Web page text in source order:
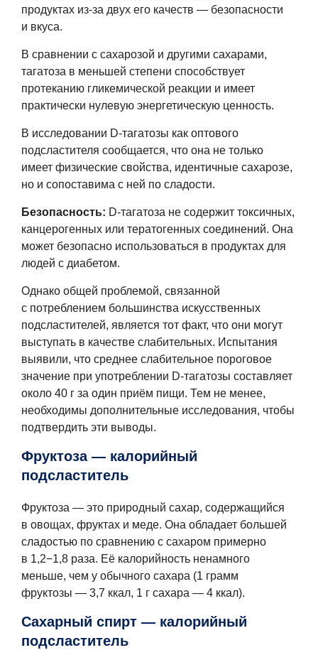
продуктах из-за двух его качеств — безопасности
и вкуса.
В сравнении с сахарозой и другими сахарами,
тагатоза в меньшей степени способствует
протеканию гликемической реакции и имеет
практически нулевую энергетическую ценность.
В исследовании D-тагатозы как оптового
подсластителя сообщается, что она не только
имеет физические свойства, идентичные сахарозе,
но и сопоставима с ней по сладости.
Безопасность: D-тагатоза не содержит токсичных,
канцерогенных или тератогенных соединений. Она
может безопасно использоваться в продуктах для
людей с диабетом.
Однако общей проблемой, связанной
с потреблением большинства искусственных
подсластителей, является тот факт, что они могут
выступать в качестве слабительных. Испытания
выявили, что среднее слабительное пороговое
значение при употреблении D-тагатозы составляет
около 40 г за один приём пищи. Тем не менее,
необходимы дополнительные исследования, чтобы
подтвердить эти выводы.
Фруктоза — калорийный
подсластитель
Фруктоза — это природный сахар, содержащийся
в овощах, фруктах и меде. Она обладает большей
сладостью по сравнению с сахаром примерно
в 1,2−1,8 раза. Её калорийность ненамного
меньше, чем у обычного сахара (1 грамм
фруктозы — 3,7 ккал, 1 г сахара — 4 ккал).
Сахарный спирт — калорийный
подсластитель